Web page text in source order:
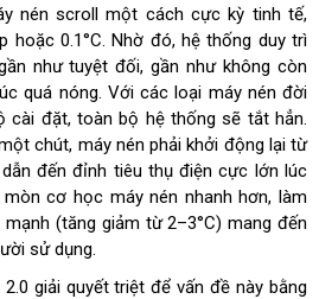
nén scroll một cách cực kỳ tinh tế,
hoặc 0.1°C. Nhờ đó, hệ thống duy trì
như tuyệt đối, gần như không còn
quá nóng. Với các loại máy nén đời
cài đặt, toàn bộ hệ thống sẽ tắt hẳn.
chút, máy nén phải khởi động lại từ
đến đỉnh tiêu thụ điện cực lớn lúc
cơ học máy nén nhanh hơn, làm
(tăng giảm từ 2–3°C) mang đến
sử dụng.
giải quyết triệt để vấn đề này bằng